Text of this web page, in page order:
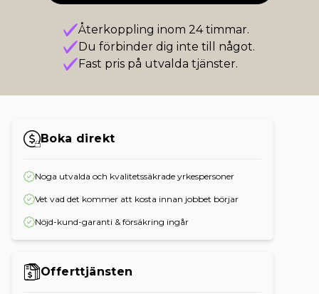
Återkoppling inom 24 timmar.
Du förbinder dig inte till något.
Fast pris på utvalda tjänster.
Boka direkt
Noga utvalda och kvalitetssäkrade yrkespersoner
Vet vad det kommer att kosta innan jobbet börjar
Nöjd-kund-garanti & försäkring ingår
Offerttjänsten